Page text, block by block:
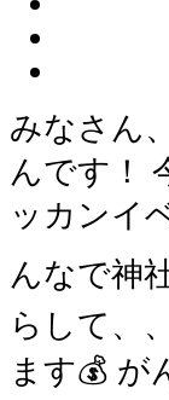
みなさん
んです！
ッカンイ
んなで神
らして、
ます💰 が